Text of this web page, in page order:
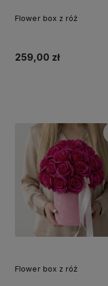
Flower box z róż
259,00 zł
Flower box z róż